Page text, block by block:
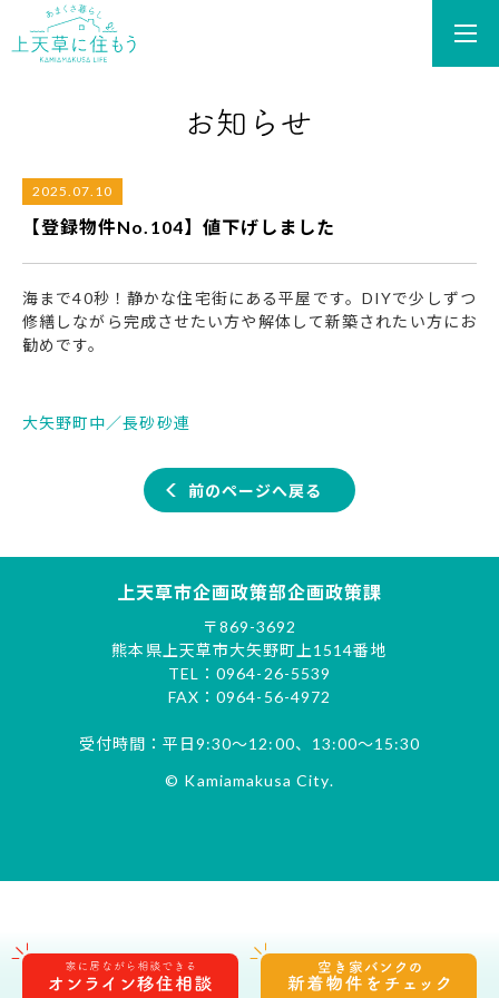
【登録物件No.104】値下げしました
2025.07.10
海まで40秒！静かな住宅街にある平屋です。DIYで少しずつ
修繕しながら完成させたい方や解体して新築されたい方にお
勧めです。
大矢野町中／長砂砂連
前のページへ戻る
オンライン移住相談
上天草市企画政策部企画政策課
〒869-3692
熊本県上天草市大矢野町上1514番地
TEL：0964-26-5539
FAX：0964-56-4972
受付時間：平日9:30～12:00、13:00～15:30
© Kamiamakusa City.